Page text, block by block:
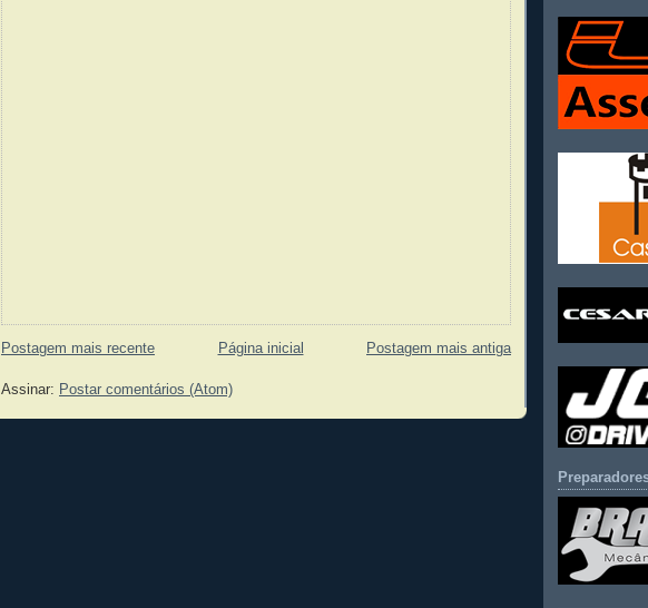
Postagem mais recente Postagem mais antiga
Página inicial
Assinar: Postar comentários (Atom)